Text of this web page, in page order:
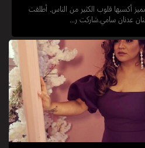
أكسبها قلوب الكثير من الناس. أطلقت